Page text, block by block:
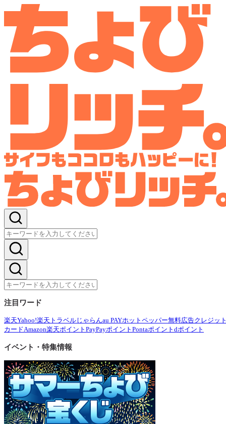
注目ワード
楽天Yahoo!楽天トラベル じゃらんau PAYホットペッパー無料広告クレジッ
カードAmazon楽天ポイント PayPayポイント Pontaポイント dポイント
イベント・特集情報